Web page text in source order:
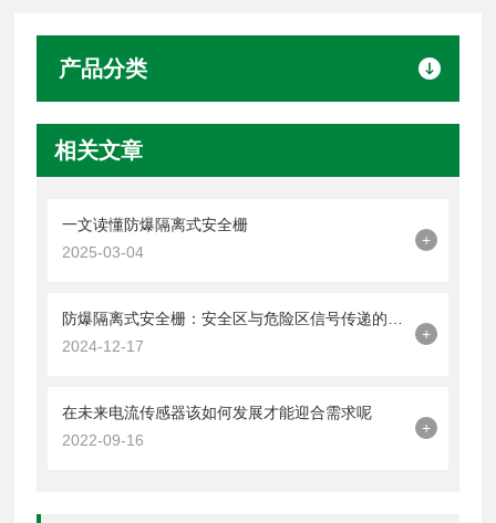
产品分类
相关文章
一文读懂防爆隔离式安全栅
2025-03-04
+
2024-12-17
+
在未来电流传感器该如何发展才能迎合需求呢
2022-09-16
+